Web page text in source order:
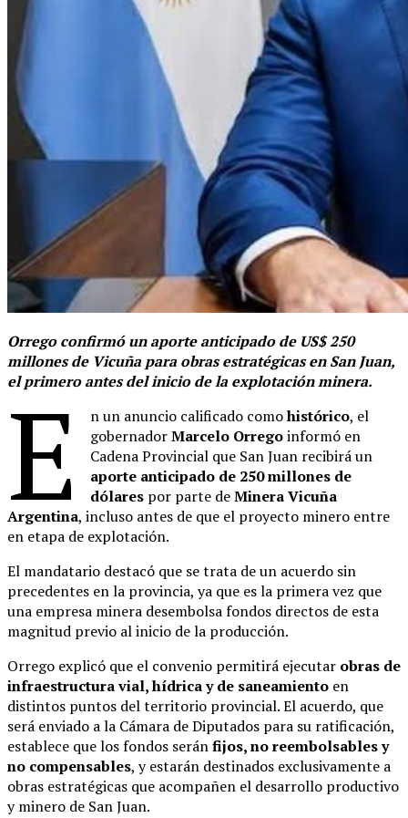
Orrego confirmó un aporte anticipado de US$ 250
millones de Vicuña para obras estratégicas en San Juan,
el primero antes del inicio de la explotación minera.
E n un anuncio calificado comohistórico, el
gobernadorMarcelo Orregoinformó en
Cadena Provincial que San Juan recibirá un
aporte anticipado de 250 millones de
dólares por parte deMinera Vicuña
Argentina, incluso antes de que el proyecto minero entre
en etapa de explotación.
El mandatario destacó que se trata de un acuerdo sin
precedentes en la provincia, ya que es la primera vez que
una empresa minera desembolsa fondos directos de esta
magnitud previo al inicio de la producción.
Orrego explicó que el convenio permitirá ejecutar obras de
infraestructura vial, hídrica y de saneamiento en
distintos puntos del territorio provincial. El acuerdo, que
será enviado a la Cámara de Diputados para su ratificación,
establece que los fondos seránfijos, no reembolsables y
no compensables, y estarán destinados exclusivamente a
obras estratégicas que acompañen el desarrollo productivo
y minero de San Juan.